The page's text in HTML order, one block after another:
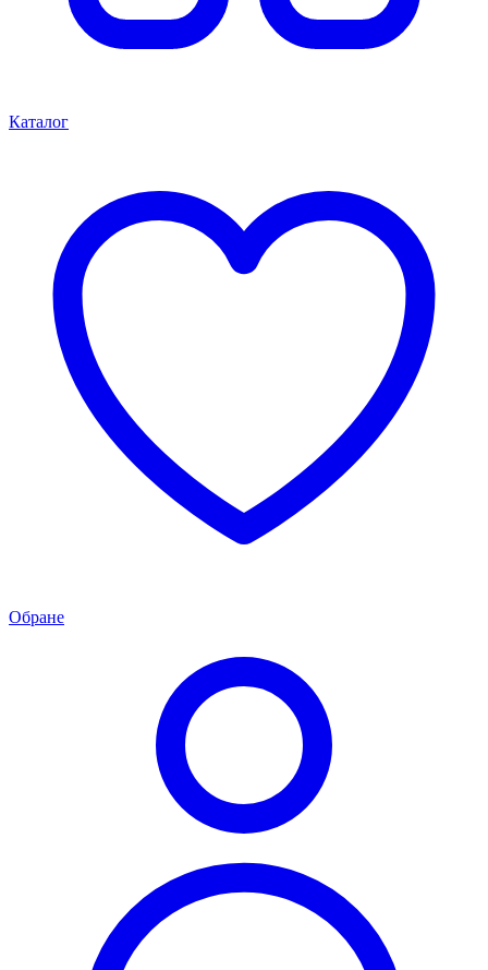
Каталог
Обране